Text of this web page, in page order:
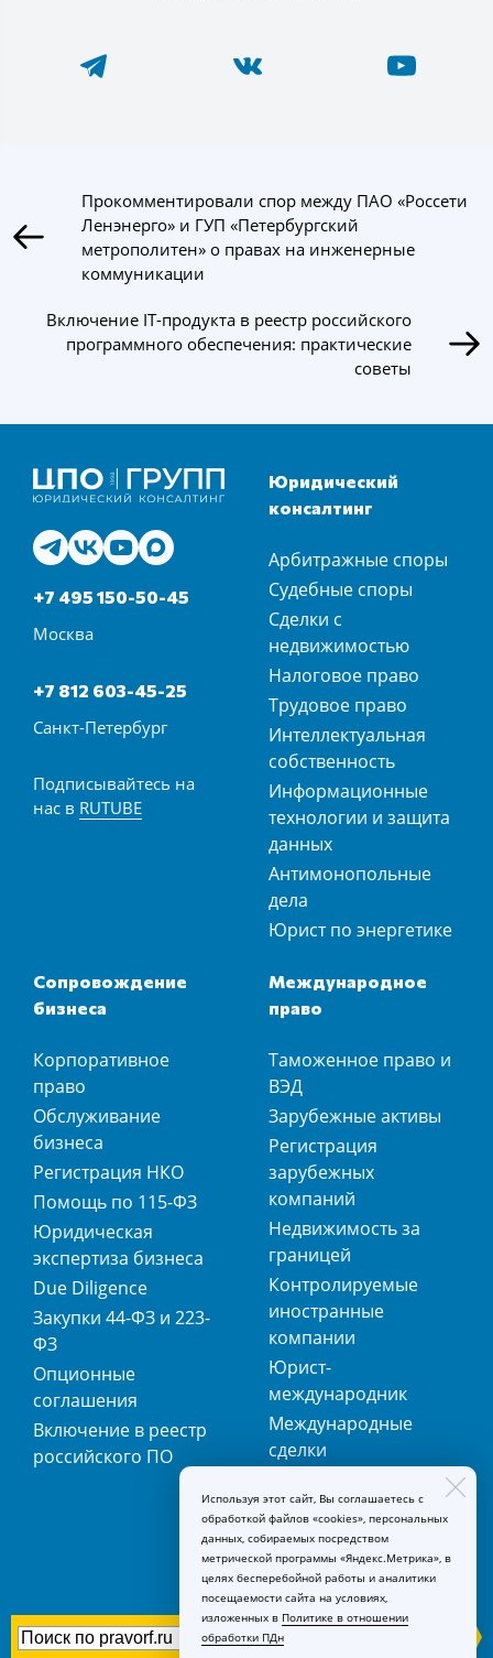
Прокомментировали спор между ПАО «Россети
Ленэнерго» и ГУП «Петербургский
метрополитен» о правах на инженерные
коммуникации
Включение IT-продукта в реестр российского
программного обеспечения: практические
советы
+7 495 150-50-45
Москва
+7 812 603-45-25
Санкт-Петербург
Подписывайтесь на
нас в RUTUBE
Юридический
консалтинг
Арбитражные споры
Судебные споры
Сделки с
недвижимостью
Налоговое право
Трудовое право
Интеллектуальная
собственность
Информационные
технологии и защита
данных
Антимонопольные
дела
Юрист по энергетике
Сопровождение
бизнеса
Корпоративное
право
Обслуживание
бизнеса
Регистрация НКО
Помощь по 115-ФЗ
Юридическая
экспертиза бизнеса
Due Diligence
Закупки 44-ФЗ и 223-
ФЗ
Опционные
соглашения
Включение в реестр
российского ПО
Международное
право
Таможенное право и
ВЭД
Зарубежные активы
Регистрация
зарубежных
компаний
Недвижимость за
границей
Контролируемые
иностранные
компании
Юрист-
международник
Международные
сделки
регистрация
товарных знаков
Используя этот сайт, Вы соглашаетесь с
обработкой файлов «cookies», персональных
данных, собираемых посредством
метрической программы «Яндекс.Метрика», в
целях бесперебойной работы и аналитики
посещаемости сайта на условиях,
изложенных в Политике в отношении
обработки ПДн